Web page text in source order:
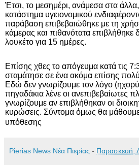
Έτσι, το μεσημέρι, ανάμεσα στα
κατάστημα υγειονομικού
παράβαση επιβεβαιώθηκε με τη
κάμερας και πιθανότατα επιβλήθηκε
λουκέτο για 15 ημέρες.
Επίσης χθες το απόγευμα κατά τις
σταμάτησε σε ένα ακόμα επίσης
Εδώ δεν γνωρίζουμε τον λόγο
πηγαδάκια λένε οι ανεπιβεβαίωτες
γνωρίζουμε αν επιβλήθηκαν οι
κυρώσεις. Σύντομα όμως θα μάθουμε
υπόθεσης
Pierias News Νέα Πιερίας - Παρασκευή,